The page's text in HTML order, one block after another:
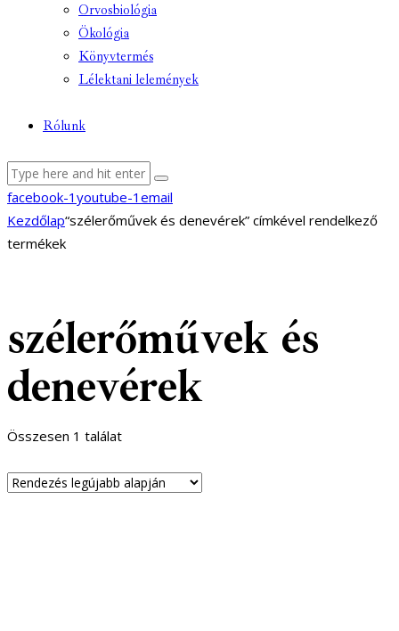
Orvosbiológia
Ökológia
Könyvtermés
Lélektani lelemények
Rólunk
facebook-1 youtube-1 email
Kezdőlap“szélerőművek és denevérek” címkével rendelkező
termékek
szélerőművek és
denevérek
Összesen 1 találat